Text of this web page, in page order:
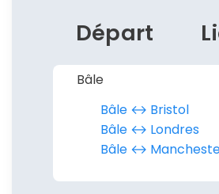
Départ
Bâle
Bâle ↔︎ Bristol
Bâle ↔︎ Londres
Bâle ↔︎